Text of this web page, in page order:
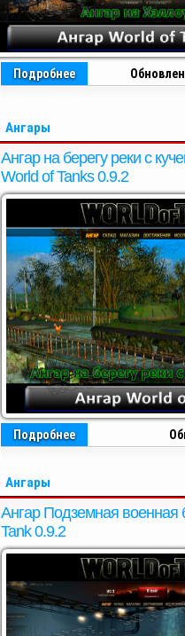
Подробнее
Ангары
Ангар на берегу реки с
World of Tanks 0.9.2
Подробнее
Ангары
Ангар Подземная военная
Tank 0.9.2